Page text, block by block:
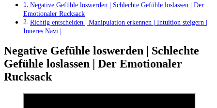
Negative Gefühle loswerden | Schlechte Gefühle loslassen | Der
Emotionaler Rucksack
Richtig entscheiden | Manipulation erkennen | Intuition steigern |
Inneres Navi |
Negative Gefühle loswerden | Schlechte
Gefühle loslassen | Der Emotionaler
Rucksack